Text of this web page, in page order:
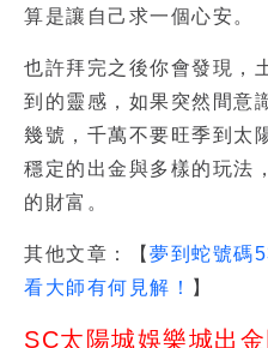
算是讓自己求一個心安。
也許拜完之後你會發現，
到的靈感，如果突然間意
幾號，千萬不要旺季到太
穩定的出金與多樣的玩法
的財富。
其他文章：【 夢到蛇號碼
看大師有何見解！
】
SC太陽城娛樂城出金